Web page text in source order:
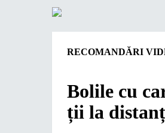
RECOMANDĂRI
Bolile cu
ții la